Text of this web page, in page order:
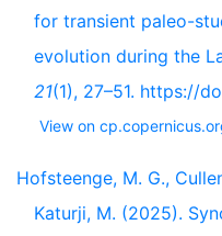
for transient paleo-
evolution during the
21(1), 27–51. https://
View on
Hofsteenge, M. G.,
Katurji, M. (2025).